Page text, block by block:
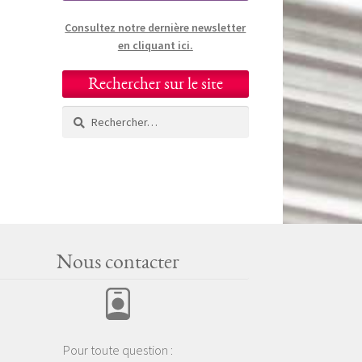
Consultez notre dernière newsletter
en cliquant ici.
Rechercher sur le site
Rechercher :
Nous contacter
Pour toute question :